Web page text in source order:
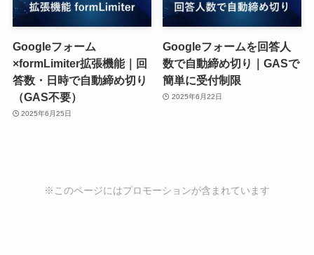
Googleフォーム
×formLimiter拡張機能｜回
答数・日時で自動締め切り
（GAS不要）
2025年6月25日
Googleフォームを回答人
数で自動締め切り｜GASで
簡単に受付制限
2025年6月22日
※このページにはプロモーションが含まれています